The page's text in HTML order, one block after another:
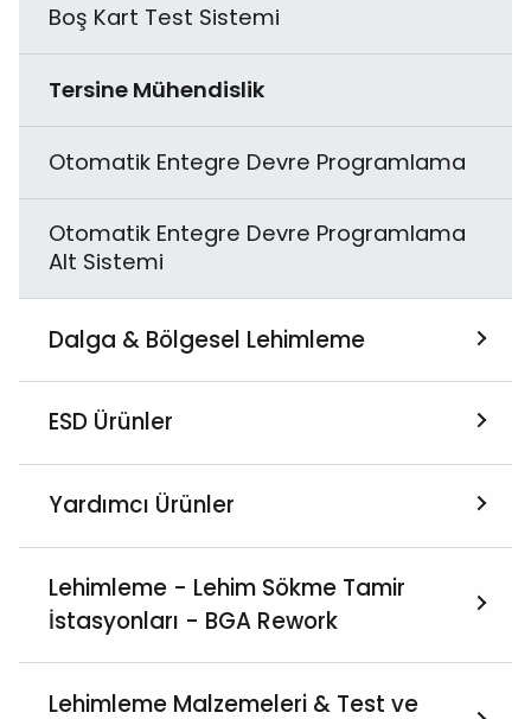
Reaktif Titreşim Test Cihazı
Sıcaklık ve Neme Bağlı Testler
Hızlandırılmış Stres Test Cihazı
Toz Geçirgenlik Test Kabini
Vakumlu Kürleme Fırını
Sıcaklık ve İrtifa Test Kabini
Özelleştirilmiş AB Glue Dispensing
Boş Kart Test Sistemi
Tersine Mühendislik
Otomatik Entegre Devre Programlama
Otomatik Entegre Devre Programlama
Alt Sistemi
Dalga & Bölgesel Lehimleme
Hepsini İncele
Dalga Lehimleme
ESD Ürünler
Hepsini İncele
ESD Esnek Ambalaj
ESD Kişisel Ekipmanlar
Yardımcı Ürünler
Hepsini İncele
Aksiyel Komponent Şekillendirme
Lehimleme - Lehim Sökme Tamir
İstasyonları - BGA Rework
Hepsini İncele
Lehimleme Malzemeleri & Test ve